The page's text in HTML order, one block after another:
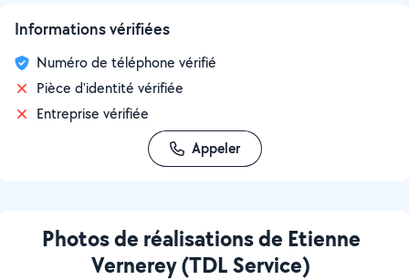
Informations vérifiées
Numéro de téléphone vérifié
Pièce d'identité vérifiée
Entreprise vérifiée
Appeler
Photos de réalisations de Etienne
Vernerey (TDL Service)